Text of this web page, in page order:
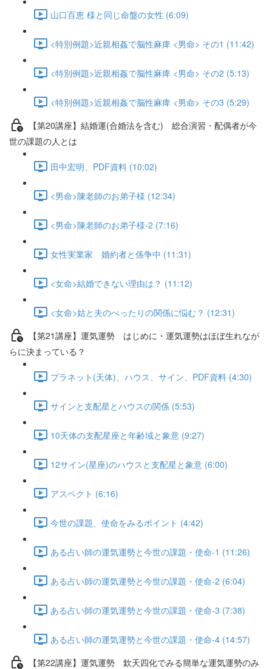
山口百恵 様と同じ命盤の女性 (6:09)
<特別例題>近親相姦で脳性麻痺 <男命> その1 (11:42)
<特別例題>近親相姦で脳性麻痺 <男命> その2 (5:13)
<特別例題>近親相姦で脳性麻痺 <男命> その3 (5:29)
【第20講座】結婚運(合婚法を含む) 総合演習・配偶者が今
世の課題の人とは
田中宏明、PDF資料 (10:02)
<男命>陳老師のお弟子様 (12:34)
<男命>陳老師のお弟子様-2 (7:16)
女性実業家 婚約者と係争中 (11:31)
<女命>結婚できない理由は？ (11:12)
<女命>姑と夫のべったりの関係に悩む？ (12:31)
【第21講座】運気運勢 はじめに・運気運勢はほぼ生れなが
らに決まっている？
プラネット(天体)、ハウス、サイン、PDF資料 (4:30)
サインと支配星とハウスの関係 (5:53)
10天体の支配星座と年齢域と象意 (9:27)
12サイン(星座)のハウスと支配星と象意 (6:00)
アスペクト (6:16)
今世の課題、使命をみるポイント (4:42)
ある占い師の運気運勢と今世の課題・使命-1 (11:26)
ある占い師の運気運勢と今世の課題・使命-2 (6:04)
ある占い師の運気運勢と今世の課題・使命-3 (7:38)
ある占い師の運気運勢と今世の課題・使命-4 (14:57)
【第22講座】運気運勢 欽天四化でみる簡単な運気運勢のみ